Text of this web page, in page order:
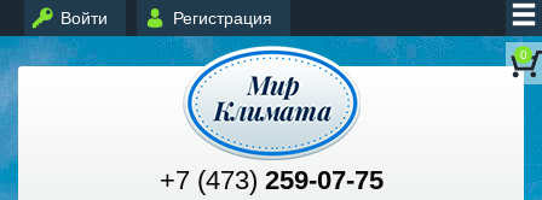
Войти Регистрация
0
+7 (473) 259-07-75